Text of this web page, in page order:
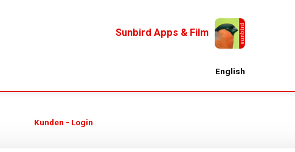
Sunbird Apps & Film
English
Kunden - Login